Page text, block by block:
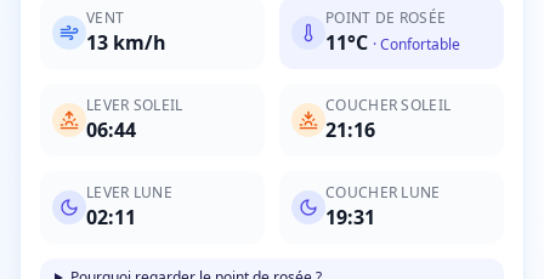
VENT
13 km/h
POINT DE ROSÉE
11°C ·Confortable
LEVER SOLEIL
06:44
COUCHER SOLEIL
21:16
LEVER LUNE
02:11
COUCHER LUNE
19:31